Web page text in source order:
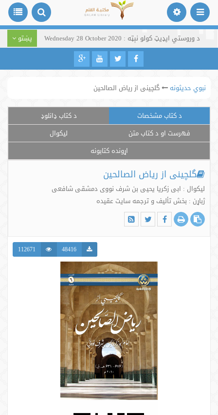
د وروستي اپډیټ کولو نېټه : Wednesday 28 October 2020 پښتو
نبوي حدیثونه گلچینی از ریاض الصالحین
د کتاب مشخصات
د کتاب ډانلوډ
فهرست او د کتاب متن
لیکوال
اړونده کتابونه
گلچینی از ریاض الصالحین
لیکوال : ابی زکریا یحیی بن شرف نووی دمشقی شافعی
ژباړن : بخش تألیف و ترجمه سایت عقیده
48416
112671